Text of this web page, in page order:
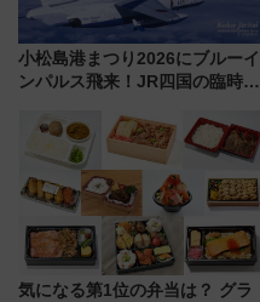
小松島港まつり2026にブルーイ
ンパルス飛来！JR四国の臨時ダ
気になる第1位の弁当は？ グラ